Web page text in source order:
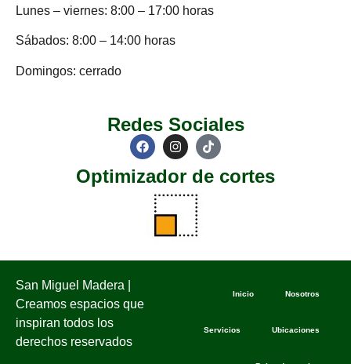
Lunes – viernes: 8:00 – 17:00 horas
Sábados: 8:00 – 14:00 horas
Domingos: cerrado
Redes Sociales
Optimizador de cortes
San Miguel Madera |
Creamos espacios que
inspiran todos los
derechos reservados
Inicio Nosotros
Servicios Ubicaciones